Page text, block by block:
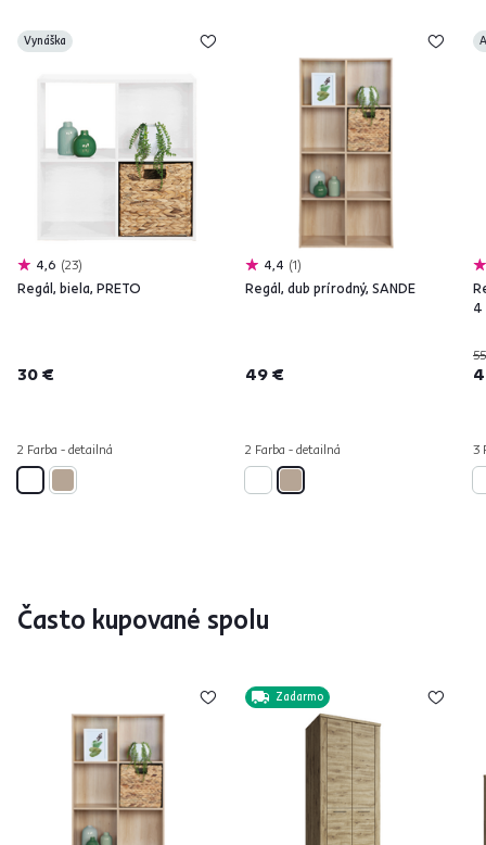
Vynáška
4,6 23
Regál, biela, PRETO
30 €
2 Farba - detailná
4,4 1
Regál, dub prírodný, SANDE
49 €
2 Farba - detailná
4
3
Často kupované spolu
Zadarmo